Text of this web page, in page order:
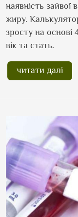
наявність зайвої
жиру.
зросту на основі
вік та стать.
читати далі